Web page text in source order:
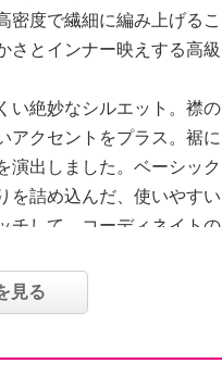
密度で繊細に編み上げるこ
さとインナー映えする高級
い絶妙なシルエット。襟の
アクセントをプラス。裾に
演出しました。ベーシック
を詰め込んだ、使いやすい
チして、コーディネイトの
見る